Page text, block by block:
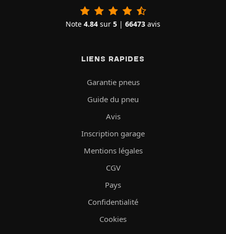
Note 4.84 sur 5 | 66473 avis
LIENS RAPIDES
Garantie pneus
Guide du pneu
Avis
Inscription garage
Mentions légales
CGV
Pays
Confidentialité
Cookies